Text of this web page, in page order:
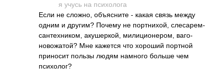
я учусь на псих­олога
Если не сложно, объя­сните - какая связь между
одним и другим? Почему не порт­нихой, слес­арем­-
сан­техн­иком, акуш­еркой, мили­цион­ером, ваго­
ново­жатой? Мне кажется что хороший портной
прин­осит пользы людям намного больше чем
псих­олог?